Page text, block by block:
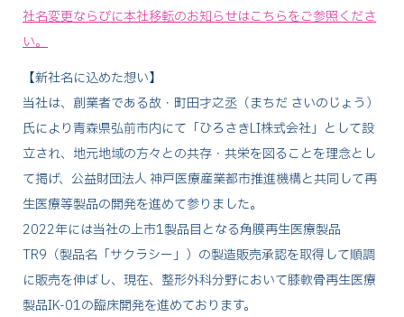
社名変更ならびに本社移転のお知らせはこちらをご参照くださ
い。
【新社名に込めた想い】
当社は、創業者である故・町田才之丞（まちだ さいのじょう）
氏により青森県弘前市内にて「ひろさきLI株式会社」として設
立され、地元地域の方々との共存・共栄を図ることを理念とし
て掲げ、公益財団法人 神戸医療産業都市推進機構と共同して再
生医療等製品の開発を進めて参りました。
2022年には当社の上市1製品目となる角膜再生医療製品
TR9（製品名「サクラシー」）の製造販売承認を取得して順調
に販売を伸ばし、現在、整形外科分野において膝軟骨再生医療
製品IK-01の臨床開発を進めております。